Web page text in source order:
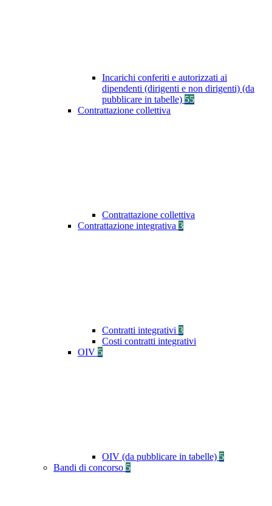
Incarichi conferiti e autorizzati ai
dipendenti (dirigenti e non dirigenti) (da
pubblicare in tabelle) 55
Contrattazione collettiva
Contrattazione collettiva
Contrattazione integrativa 3
Contratti integrativi 3
Costi contratti integrativi
OIV 5
OIV (da pubblicare in tabelle) 5
Bandi di concorso 5